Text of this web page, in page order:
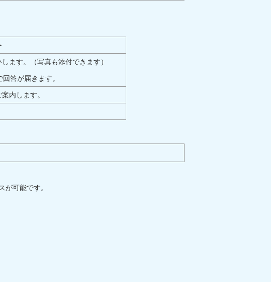
ます。（写真も添付できます）
答が届きます。
内します。
可能です。